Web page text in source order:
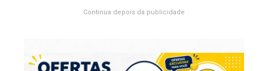
Continua depois da publicidade